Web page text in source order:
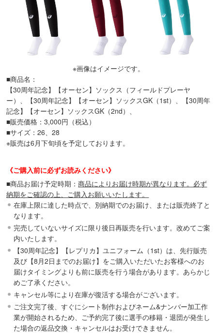
※画像はイメージです。
■商品名：
【30周年記念】【オーセン】ソックス（フィールドプレーヤ
ー）、【30周年記念】【オーセン】ソックスGK（1st）、【30周年
記念】【オーセン】ソックスGK（2nd）、
■販売価格：3,000円（税込）
■サイズ：26、28
※販売は6月下旬頃を予定しております。
《ご購入前に必ずお読みください》
■商品お届け予定時期：商品によりお届け時期が異なります。必ず
納期をご確認の上、ご購入お願いいたします。
在庫上限に達した時点で、別納期でのお届け、または販売終了と
なります。
完売していないサイズに限り後日再販売を行います。改めてご案
内いたします。
【30周年記念】【レプリカ】ユニフォーム（1st）は、先行販売
及び【8月2日までのお届け】をご購入いただいたお客様へのお
届けタイミングよりも前に販売を行う場合があります。あらかじ
めご了承ください。
キャンセル等により在庫が復活する場合がございます。
ご注文完了後、すぐにシート制作およびネーム&ナンバー加工作
業が開始されるため、ご予約完了後に選手の移籍・退団が発生し
た場合の返品交換・キャンセルはお受けできません。